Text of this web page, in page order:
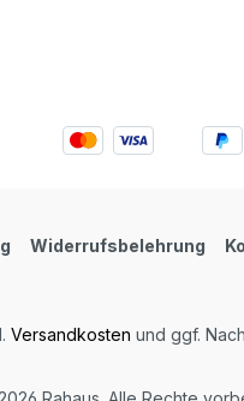
Widerrufsbelehrung
Versandkosten und ggf.